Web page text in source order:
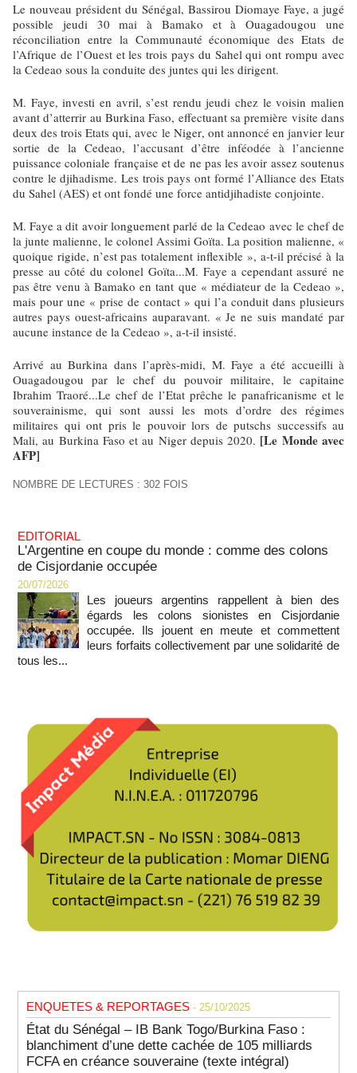
Le nouveau président du Sénégal, Bassirou Diomaye Faye, a jugé
possible jeudi 30 mai à Bamako et à Ouagadougou une
réconciliation entre la Communauté économique des Etats de
l’Afrique de l’Ouest et les trois pays du Sahel qui ont rompu avec
la Cedeao sous la conduite des juntes qui les dirigent.
M. Faye, investi en avril, s’est rendu jeudi chez le voisin malien
avant d’atterrir au Burkina Faso, effectuant sa première visite dans
deux des trois Etats qui, avec le Niger, ont annoncé en janvier leur
sortie de la Cedeao, l’accusant d’être inféodée à l’ancienne
puissance coloniale française et de ne pas les avoir assez soutenus
contre le djihadisme. Les trois pays ont formé l’Alliance des Etats
du Sahel (AES) et ont fondé une force antidjihadiste conjointe.
M. Faye a dit avoir longuement parlé de la Cedeao avec le chef de
la junte malienne, le colonel Assimi Goïta. La position malienne, «
quoique rigide, n’est pas totalement inflexible », a-t-il précisé à la
presse au côté du colonel Goïta...M. Faye a cependant assuré ne
pas être venu à Bamako en tant que « médiateur de la Cedeao »,
mais pour une « prise de contact » qui l’a conduit dans plusieurs
autres pays ouest-africains auparavant. « Je ne suis mandaté par
aucune instance de la Cedeao », a-t-il insisté.
Arrivé au Burkina dans l’après-midi, M. Faye a été accueilli à
Ouagadougou par le chef du pouvoir militaire, le capitaine
Ibrahim Traoré...Le chef de l’Etat prêche le panafricanisme et le
souverainisme, qui sont aussi les mots d’ordre des régimes
militaires qui ont pris le pouvoir lors de putschs successifs au
Mali, au Burkina Faso et au Niger depuis 2020. [Le Monde avec
AFP]
NOMBRE DE LECTURES : 302 FOIS
EDITORIAL
L'Argentine en coupe du monde : comme des colons
de Cisjordanie occupée
20/07/2026
Les joueurs argentins rappellent à bien des
égards les colons sionistes en Cisjordanie
occupée. Ils jouent en meute et commettent
leurs forfaits collectivement par une solidarité de
tous les...
ENQUETES & REPORTAGES - 25/10/2025
État du Sénégal – IB Bank Togo/Burkina Faso :
blanchiment d’une dette cachée de 105 milliards
FCFA en créance souveraine (texte intégral)